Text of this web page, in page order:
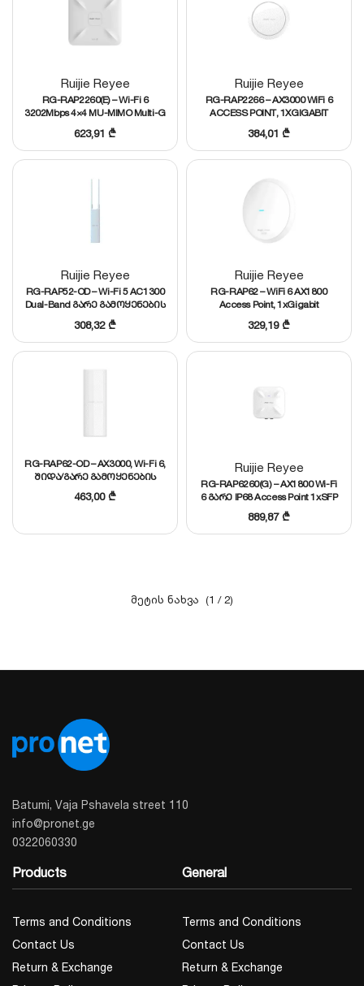
Ruijie Reyee
RG-RAP2260(E) – Wi-Fi 6
3202Mbps 4×4 MU-MIMO Multi-G
ჭერის Access Point 2.5Gbps
uplink პორტით
623,91 ₾
Ruijie Reyee
RG-RAP2266 – AX3000 WiFi 6
ACCESS POINT, 1XGIGABIT
პორტით, 512 კლიენტამდე
384,01 ₾
Ruijie Reyee
RG-RAP52-OD – Wi-Fi 5 AC1300
Dual-Band გარე გამოყენების
კომპაქტური Access Point
1xGE პორტით, IP65
308,32₾
Ruijie Reyee
RG-RAP62 – WiFi 6 AX1800
Access Point, 1xGigabit
პორტით, 256
მომხმარებლამდე,
კომპაქტური ზომის
329,19₾
RG-RAP62-OD – AX3000, Wi-Fi 6,
შიდა/გარე გამოყენების
კომპაქტური Access Point 1 x
GE პორტით, IP65
463,00₾
Ruijie Reyee
RG-RAP6260(G) – AX1800 Wi-Fi
6 გარე IP68 Access Point 1xSFP
& 1xGigabit Ethernet პორტით
889,87₾
(1 / 2)
Batumi, Vaja Pshavela street 110
info@pronet.ge
0322060330
Products
Terms and Conditions
Contact Us
Return & Exchange
General
Terms and Conditions
Contact Us
Return & Exchange